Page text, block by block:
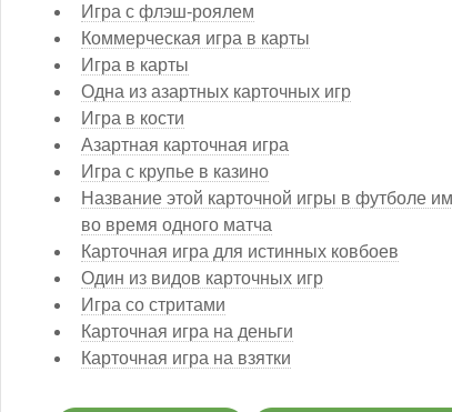
Игра с флэш-роялем
Коммерческая игра в карты
Игра в карты
Одна из азартных карточных игр
Игра в кости
Азартная карточная игра
Игра с крупье в казино
Название этой карточной игры в футболе
во время одного матча
Карточная игра для истинных ковбоев
Один из видов карточных игр
Игра со стритами
Карточная игра на деньги
Карточная игра на взятки